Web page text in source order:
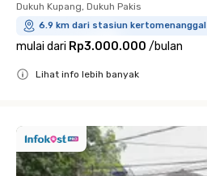
Dukuh Kupang, Dukuh Pakis
6.9 km dari stasiun kertomenanggal
mulai dari Rp3.000.000 /bulan
Lihat info lebih banyak